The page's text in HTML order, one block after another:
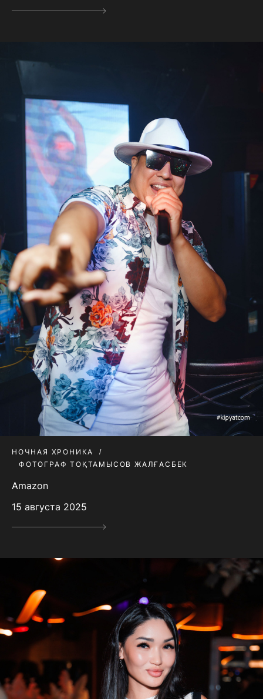
НОЧНАЯ ХРОНИКА
ФОТОГРАФ ТОҚТАМЫСОВ ЖАЛҒАСБЕК
Amazon
15 августа 2025